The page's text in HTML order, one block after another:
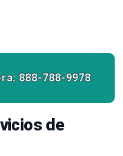
888-788-9978
de